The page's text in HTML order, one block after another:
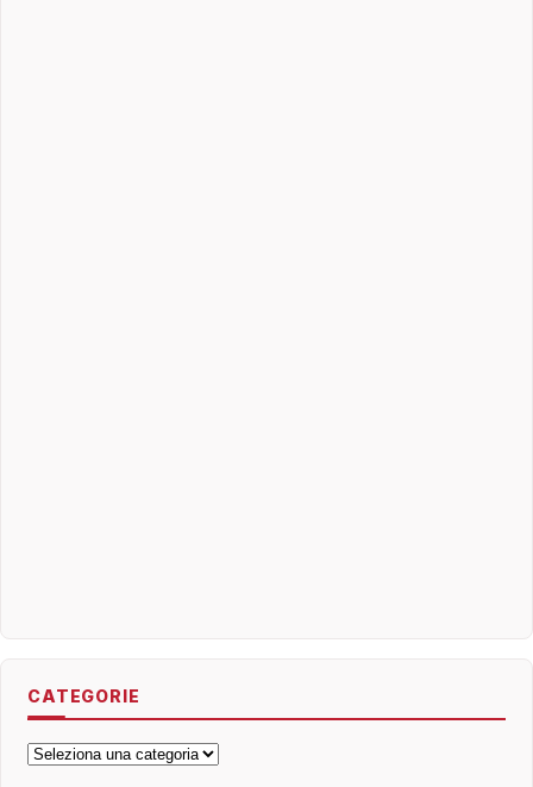
CATEGORIE
Categorie